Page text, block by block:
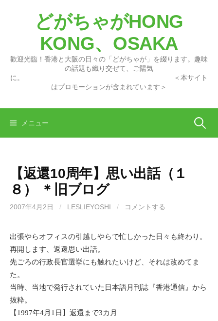
どがちゃがHONG
KONG、OSAKA
歡迎光臨！香港と大阪の日々の「どがちゃが」を綴ります。趣味
の話題も織り交ぜて、ご陽気
に。 ＜本サイト
はプロモーションが含まれています＞
メニュー 検
【返還10周年】思い出話（１
８） ＊旧ブログ
2007年4月2日 / LESLIEYOSHI / コメントする
出張やらオフィスの引越しやらで忙しかった日々も終わり。
再開します、返還思い出話。
先ごろの行政長官選挙にも触れたいけど、それは改めてま
た。
当時、当地で発行されていた日本語月刊誌『香港通信』から
抜粋。
【1997年4月1日】返還まで3カ月